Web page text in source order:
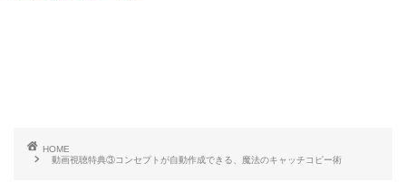
HOME
動画視聴特典③コンセプトが自動作成できる、魔法のキャッチコピー術